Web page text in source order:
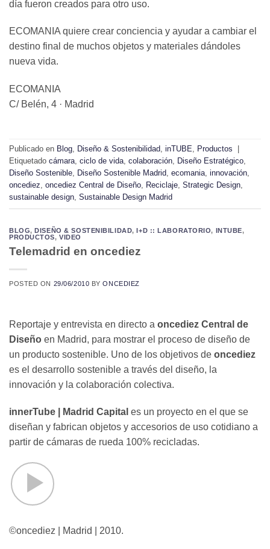
día fueron creados para otro uso.
ECOMANIA quiere crear conciencia y ayudar a cambiar el
destino final de muchos objetos y materiales dándoles
nueva vida.
ECOMANIA
C/ Belén, 4 · Madrid
Publicado en Blog, Diseño & Sostenibilidad, inTUBE, Productos
Etiquetado cámara, ciclo de vida, colaboración, Diseño Estratégico,
Diseño Sostenible, Diseño Sostenible Madrid, ecomania, innovación,
oncediez, oncediez Central de Diseño, Reciclaje, Strategic Design,
sustainable design, Sustainable Design Madrid
BLOG,DISEÑO & SOSTENIBILIDAD,I+D :: LABORATORIO, INTUBE,
PRODUCTOS,VIDEO
Telemadrid en oncediez
POSTED ON 29/06/2010 BYONCEDIEZ
Reportaje y entrevista en directo a oncediez Central de
Diseño en Madrid, para mostrar el proceso de diseño de
un producto sostenible. Uno de los objetivos de oncediez
es el desarrollo sostenible a través del diseño, la
innovación y la colaboración colectiva.
innerTube | Madrid Capital es un proyecto en el que se
diseñan y fabrican objetos y accesorios de uso cotidiano a
partir de cámaras de rueda 100% recicladas.
©oncediez | Madrid | 2010.